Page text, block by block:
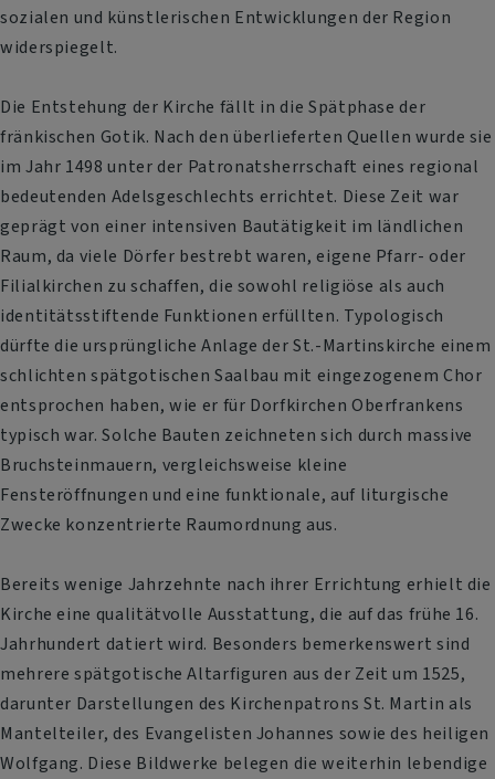
sozialen und künstlerischen Entwicklungen der Region
widerspiegelt.
Die Entstehung der Kirche fällt in die Spätphase der
fränkischen Gotik. Nach den überlieferten Quellen wurde sie
im Jahr 1498 unter der Patronatsherrschaft eines regional
bedeutenden Adelsgeschlechts errichtet. Diese Zeit war
geprägt von einer intensiven Bautätigkeit im ländlichen
Raum, da viele Dörfer bestrebt waren, eigene Pfarr- oder
Filialkirchen zu schaffen, die sowohl religiöse als auch
identitätsstiftende Funktionen erfüllten. Typologisch
dürfte die ursprüngliche Anlage der St.-Martinskirche einem
schlichten spätgotischen Saalbau mit eingezogenem Chor
entsprochen haben, wie er für Dorfkirchen Oberfrankens
typisch war. Solche Bauten zeichneten sich durch massive
Bruchsteinmauern, vergleichsweise kleine
Fensteröffnungen und eine funktionale, auf liturgische
Zwecke konzentrierte Raumordnung aus.
Bereits wenige Jahrzehnte nach ihrer Errichtung erhielt die
Kirche eine qualitätvolle Ausstattung, die auf das frühe 16.
Jahrhundert datiert wird. Besonders bemerkenswert sind
mehrere spätgotische Altarfiguren aus der Zeit um 1525,
darunter Darstellungen des Kirchenpatrons St. Martin als
Mantelteiler, des Evangelisten Johannes sowie des heiligen
Wolfgang. Diese Bildwerke belegen die weiterhin lebendige